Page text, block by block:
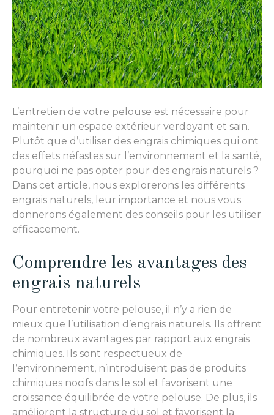
L’entretien de votre pelouse est nécessaire pour
maintenir un espace extérieur verdoyant et sain.
Plutôt que d’utiliser des engrais chimiques qui ont
des effets néfastes sur l’environnement et la santé,
pourquoi ne pas opter pour des engrais naturels ?
Dans cet article, nous explorerons les différents
engrais naturels, leur importance et nous vous
donnerons également des conseils pour les utiliser
efficacement.
Comprendre les avantages des
engrais naturels
Pour entretenir votre pelouse, il n’y a rien de
mieux que l’utilisation d’engrais naturels. Ils offrent
de nombreux avantages par rapport aux engrais
chimiques. Ils sont respectueux de
l’environnement, n’introduisent pas de produits
chimiques nocifs dans le sol et favorisent une
croissance équilibrée de votre pelouse. De plus, ils
améliorent la structure du sol et favorisent la